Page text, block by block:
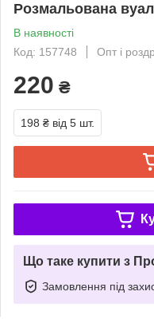
Розмальована
В наявності
Код: 157748
Опт і
220 ₴
198 ₴ від 5 шт.
Що таке купити з
Замовлення під